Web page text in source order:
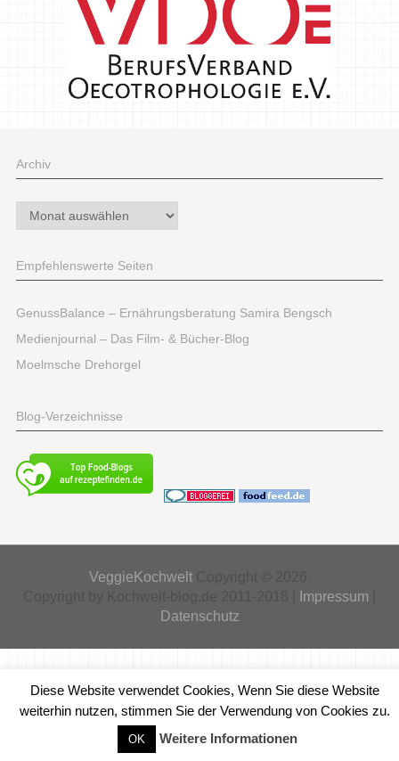
Archiv
Archiv
Empfehlenswerte Seiten
GenussBalance – Ernährungsberatung Samira Bengsch
Medienjournal – Das Film- & Bücher-Blog
Moelmsche Drehorgel
Blog-Verzeichnisse
VeggieKochweltCopyright © 2026.
Impressum
Datenschutz
Diese Website verwendet Cookies, Wenn Sie diese Website
weiterhin nutzen, stimmen Sie der Verwendung von Cookies zu.
OK Weitere Informationen